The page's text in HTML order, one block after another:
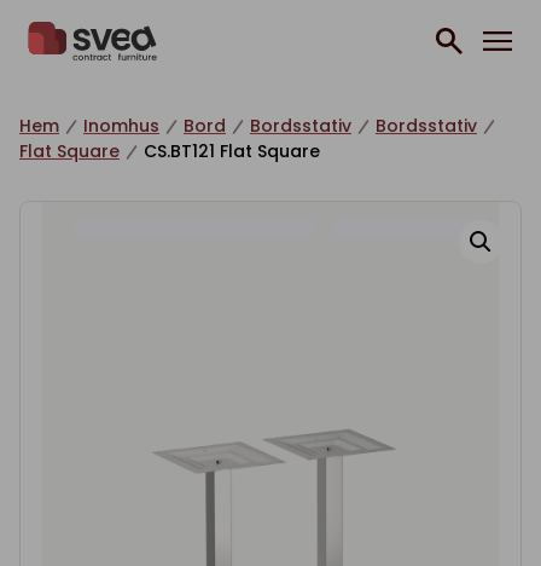
Hem Inomhus Bord Bordsstativ
Bordsstativ
Flat Square
CS.BT121 Flat Square